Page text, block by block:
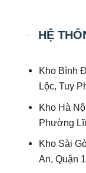
HỆ
Kho Bình
Lộc, Tuy
Kho Hà
Phường
Kho Sài
An, Quận